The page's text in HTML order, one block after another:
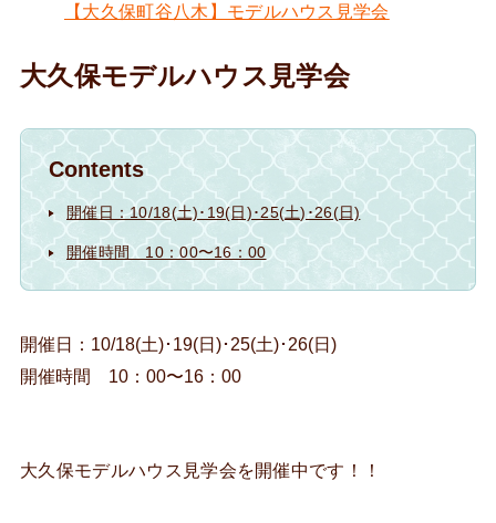
【大久保町谷八木】モデルハウス見学会
大久保モデルハウス見学会
Contents
開催日：10/18(土)･19(日)･25(土)･26(日)
開催時間 10：00〜16：00
開催日：10/18(土)･19(日)･25(土)･26(日)
開催時間 10：00〜16：00
大久保モデルハウス見学会を開催中です！！